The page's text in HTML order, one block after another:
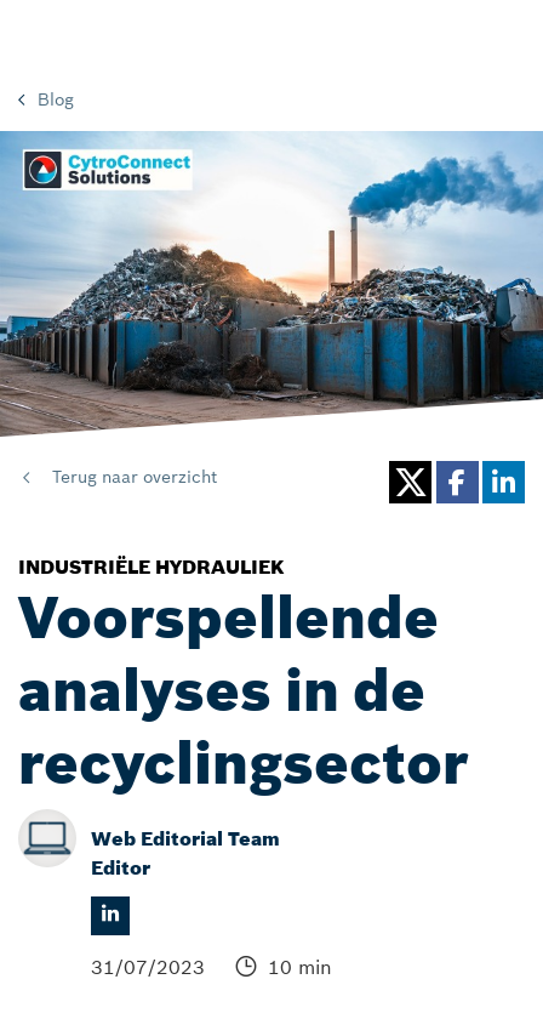
Blog
Terug naar overzicht
INDUSTRIËLE HYDRAULIEK
Voorspellende
analyses in de
recyclingsector
Web Editorial Team
Editor
31/07/2023 10 min